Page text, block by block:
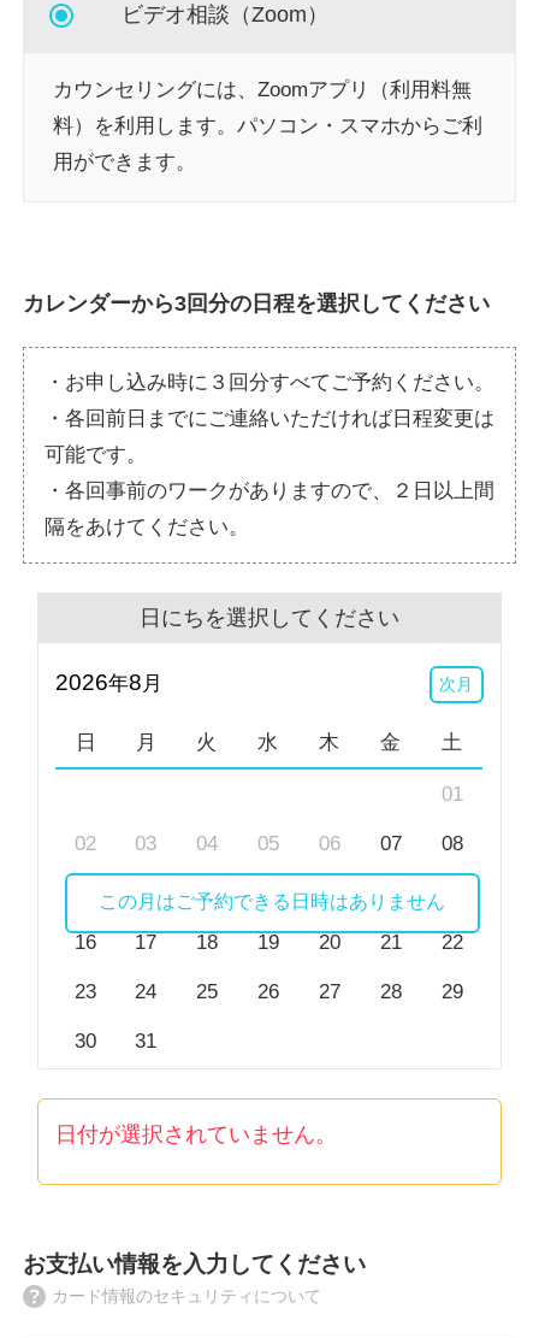
ビデオ相談（Zoom）
カウンセリングには、Zoomアプリ（利用料無
料）を利用します。パソコン・スマホからご利
用ができます。
カレンダーから3回分の日程を選択してください
・お申し込み時に３回分すべてご予約ください。
・各回前日までにご連絡いただければ日程変更は
可能です。
・各回事前のワークがありますので、２日以上間
隔をあけてください。
日にちを選択してください
2026年8 月 次月
日 月 火 水 木 金 土
01
02 03 04 05 06 07 08
10 11 12 13 14
16 17 18 19 20 21 22
23 24 25 26 27 28 29
30 31
この月はご予約できる日時はありません
日付が選択されていません。
お支払い情報を入力してください
カード情報のセキュリティについて